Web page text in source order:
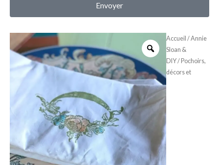
Accueil /Annie
Sloan &
DIY/ Pochoirs,
décors et
Envoyer